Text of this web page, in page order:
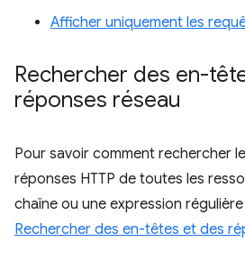
Afficher uniquement les
Rechercher des en-
réponses réseau
Pour savoir comment rechercher
réponses HTTP de toutes les
chaîne ou une expression
Rechercher des en-têtes et des